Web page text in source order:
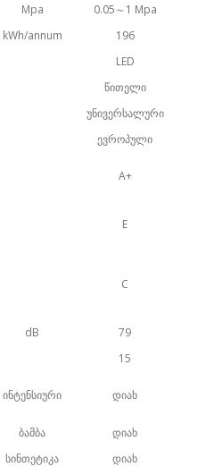
Mpa
0.05～1 Mpa
kWh/annum
196
LED
წითელი
უნივერსალური
ევროპული
A+
E
C
dB
79
15
ინტენსიური დიახ
ბამბა
დიახ
სინთეტიკა
დიახ